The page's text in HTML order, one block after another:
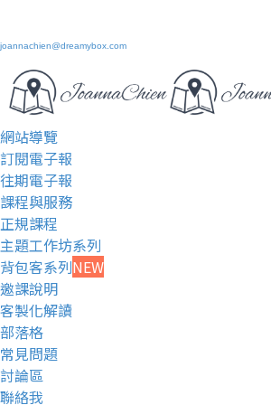
joannachien@dreamybox.com
網站導覽
訂閱電子報
往期電子報
課程與服務
正規課程
主題工作坊系列
背包客系列NEW
邀課說明
客製化解讀
部落格
常見問題
討論區
聯絡我